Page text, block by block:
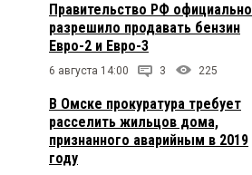
Правительство РФ официально
разрешило продавать бензин
Евро-2 и Евро-3
6 августа 14:00 3 225
В Омске прокуратура требует
расселить жильцов дома,
признанного аварийным в 2019
году